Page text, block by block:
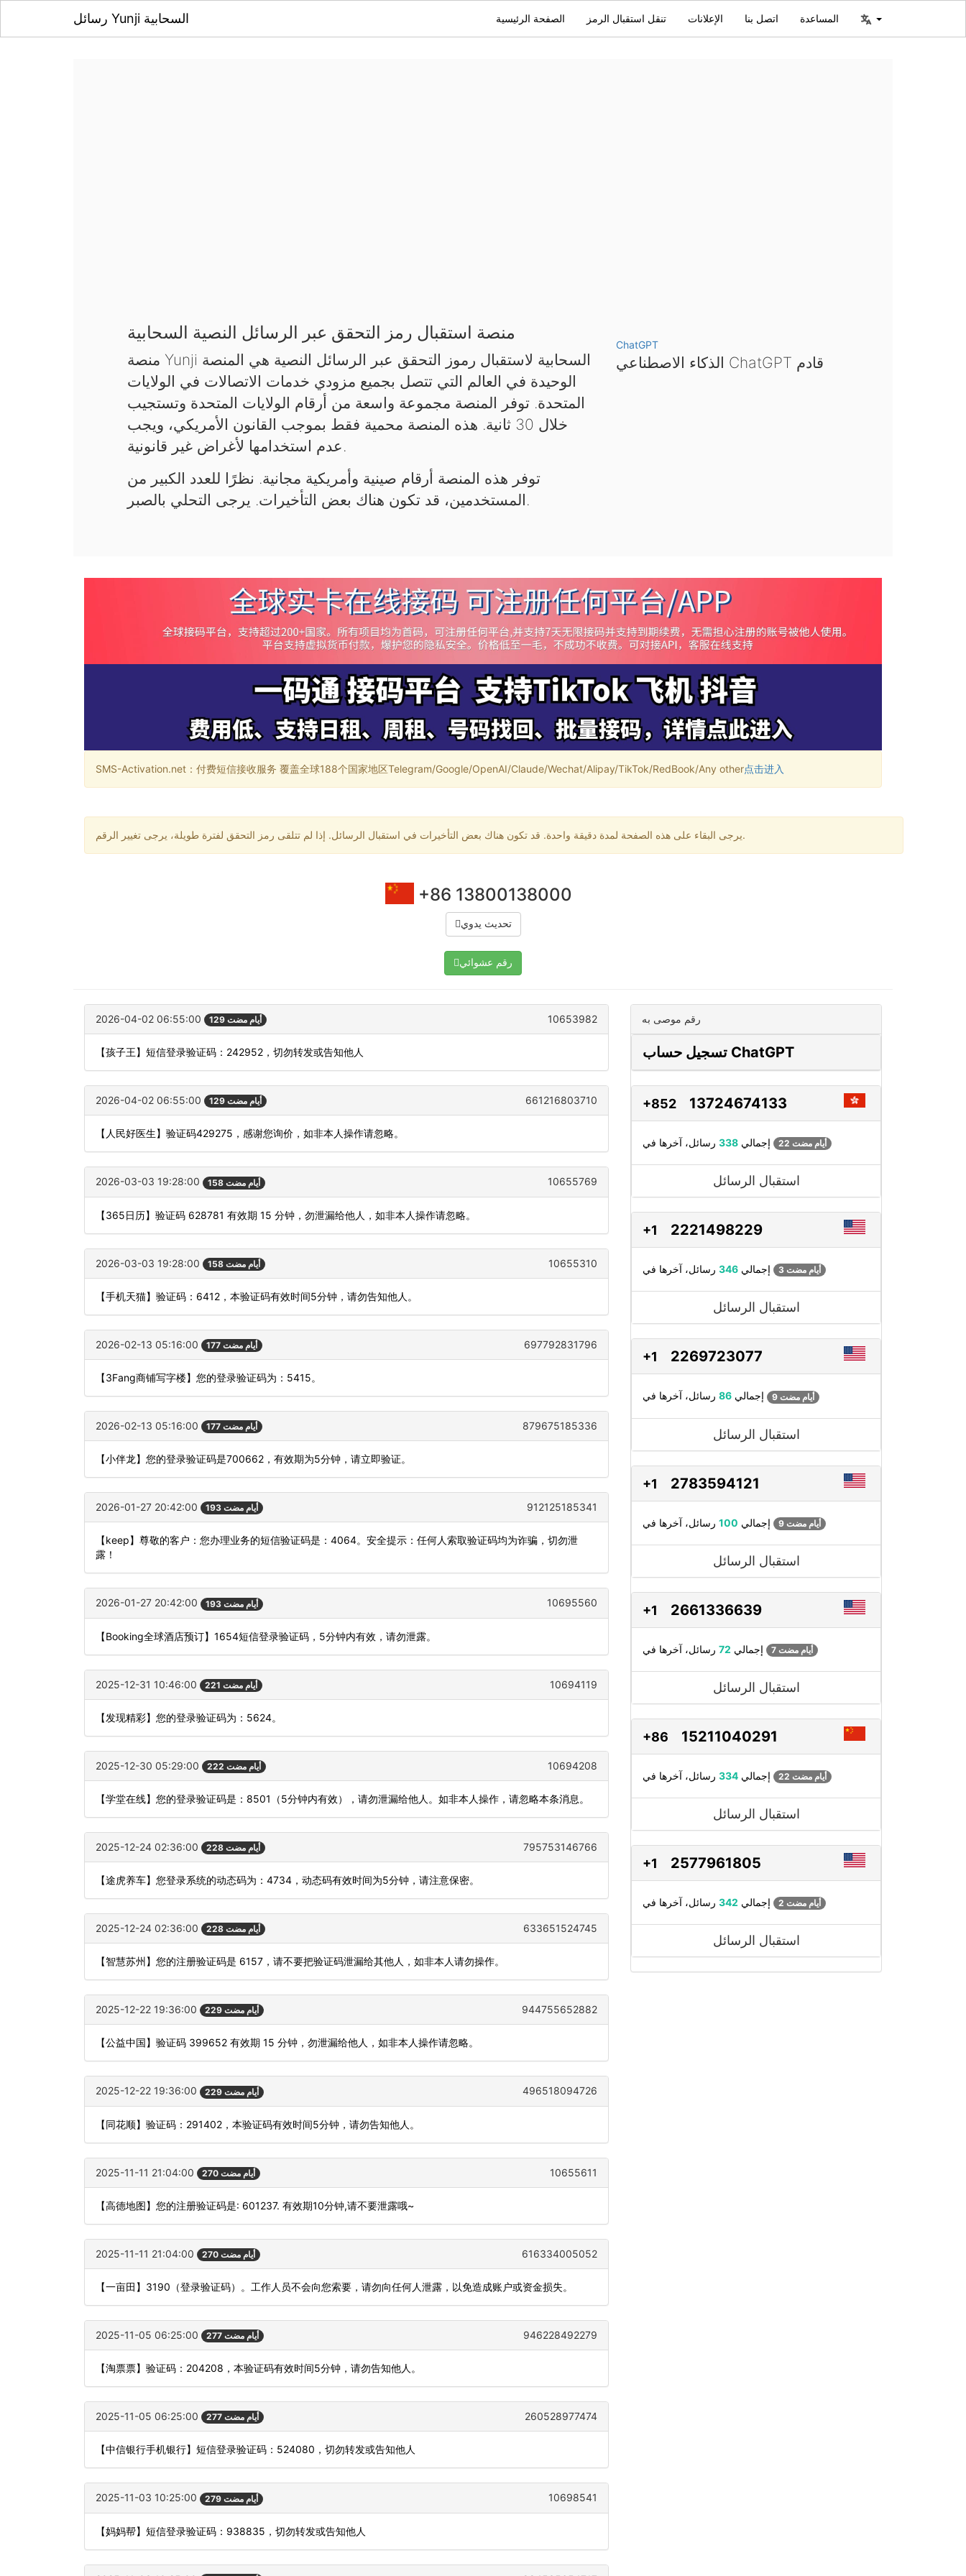
رسائل Yunji السحابية الصفحة الرئيسية تنقل استقبال الرمز الإعلانات اتصل بنا المساعدة
منصة استقبال رمز التحقق عبر الرسائل النصية السحابية
منصة Yunji السحابية لاستقبال رموز التحقق عبر الرسائل النصية هي المنصة
الوحيدة في العالم التي تتصل بجميع مزودي خدمات الاتصالات في الولايات
المتحدة. توفر المنصة مجموعة واسعة من أرقام الولايات المتحدة وتستجيب
خلال 30 ثانية. هذه المنصة محمية فقط بموجب القانون الأمريكي، ويجب
عدم استخدامها لأغراض غير قانونية.
توفر هذه المنصة أرقام صينية وأمريكية مجانية. نظرًا للعدد الكبير من
المستخدمين، قد تكون هناك بعض التأخيرات. يرجى التحلي بالصبر.
ChatGPT
الذكاء الاصطناعي ChatGPT قادم
SMS-Activation.net：付费短信接收服务 覆盖全球188个国家地区Telegram/Google/OpenAI/Claude/Wechat/Alipay/TikTok/RedBook/Any other点击进入
يرجى البقاء على هذه الصفحة لمدة دقيقة واحدة. قد تكون هناك بعض التأخيرات في استقبال الرسائل. إذا لم تتلقى رمز التحقق لفترة طويلة، يرجى تغيير الرقم.
+86 13800138000
تحديث يدوي
رقم عشوائي
2026-04-02 06:55:00 129 أيام مضت 10653982
【孩子王】短信登录验证码：242952，切勿转发或告知他人
2026-04-02 06:55:00 129 أيام مضت 661216803710
【人民好医生】验证码429275，感谢您询价，如非本人操作请忽略。
2026-03-03 19:28:00 158 أيام مضت 10655769
【365日历】验证码 628781 有效期 15 分钟，勿泄漏给他人，如非本人操作请忽略。
2026-03-03 19:28:00 158 أيام مضت 10655310
【手机天猫】验证码：6412，本验证码有效时间5分钟，请勿告知他人。
2026-02-13 05:16:00 177 أيام مضت 697792831796
【3Fang商铺写字楼】您的登录验证码为：5415。
2026-02-13 05:16:00 177 أيام مضت 879675185336
【小伴龙】您的登录验证码是700662，有效期为5分钟，请立即验证。
2026-01-27 20:42:00 193 أيام مضت 912125185341
【keep】尊敬的客户：您办理业务的短信验证码是：4064。安全提示：任何人索取验证码均为诈骗，切勿泄
露！
2026-01-27 20:42:00 193 أيام مضت 10695560
【Booking全球酒店预订】1654短信登录验证码，5分钟内有效，请勿泄露。
2025-12-31 10:46:00 221 أيام مضت 10694119
【发现精彩】您的登录验证码为：5624。
2025-12-30 05:29:00 222 أيام مضت 10694208
【学堂在线】您的登录验证码是：8501（5分钟内有效），请勿泄漏给他人。如非本人操作，请忽略本条消息。
2025-12-24 02:36:00 228 أيام مضت 795753146766
【途虎养车】您登录系统的动态码为：4734，动态码有效时间为5分钟，请注意保密。
2025-12-24 02:36:00 228 أيام مضت 633651524745
【智慧苏州】您的注册验证码是 6157，请不要把验证码泄漏给其他人，如非本人请勿操作。
2025-12-22 19:36:00 229 أيام مضت 944755652882
【公益中国】验证码 399652 有效期 15 分钟，勿泄漏给他人，如非本人操作请忽略。
2025-12-22 19:36:00 229 أيام مضت 496518094726
【同花顺】验证码：291402，本验证码有效时间5分钟，请勿告知他人。
2025-11-11 21:04:00 270 أيام مضت 10655611
【高德地图】您的注册验证码是: 601237. 有效期10分钟,请不要泄露哦~
2025-11-11 21:04:00 270 أيام مضت 616334005052
【一亩田】3190（登录验证码）。工作人员不会向您索要，请勿向任何人泄露，以免造成账户或资金损失。
2025-11-05 06:25:00 277 أيام مضت 946228492279
【淘票票】验证码：204208，本验证码有效时间5分钟，请勿告知他人。
2025-11-05 06:25:00 277 أيام مضت 260528977474
【中信银行手机银行】短信登录验证码：524080，切勿转发或告知他人
2025-11-03 10:25:00 279 أيام مضت 10698541
【妈妈帮】短信登录验证码：938835，切勿转发或告知他人
رقم موصى به
تسجيل حساب ChatGPT
+852 13724674133
إجمالي 338 22 أيام مضت
استقبال الرسائل
+1 2221498229
إجمالي 346 3 أيام مضت
استقبال الرسائل
+1 2269723077
إجمالي 86 9 أيام مضت
استقبال الرسائل
+1 2783594121
إجمالي 100 9 أيام مضت
استقبال الرسائل
+1 2661336639
إجمالي 72 7 أيام مضت
استقبال الرسائل
+86 15211040291
إجمالي 334 22 أيام مضت
استقبال الرسائل
+1 2577961805
إجمالي 342 2 أيام مضت
استقبال الرسائل